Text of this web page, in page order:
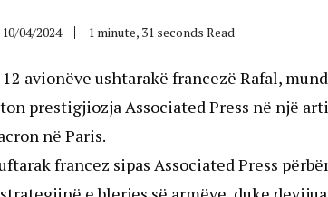
10/04/2024 1 minute, 31 seconds Read
avionëve ushtarakë francezë Rafal,
prestigjiozja Associated Press në një
në Paris.
francez sipas Associated Press